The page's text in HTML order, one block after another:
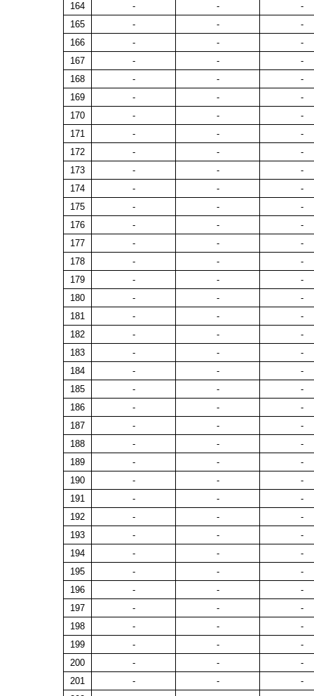
164
- -
-
165
- -
-
166
- -
-
167
- -
-
168
- -
-
169
- -
-
170
- -
-
171
- -
-
172
- -
-
173
- -
-
174
- -
-
175
- -
-
176
- -
-
177
- -
-
178
- -
-
179
- -
-
180
- -
-
181
- -
-
182
- -
-
183
- -
-
184
- -
-
185
- -
-
186
- -
-
187
- -
-
188
- -
-
189
- -
-
190
- -
-
191
- -
-
192
- -
-
193
- -
-
194
- -
-
195
- -
-
196
- -
-
197
- -
-
198
- -
-
199
- -
-
200
- -
-
201
- -
-